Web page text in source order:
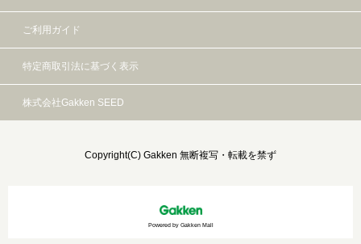
ご利用ガイド
特定商取引法に基づく表示
株式会社Gakken SEED
Copyright(C) Gakken 無断複写・転載を禁ず
Powered by Gakken Mall